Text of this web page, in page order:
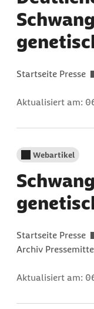
Gefunden in:
Startseite Presse
Aktualisiert am:
Webartikel
Gefunden in:
Startseite Presse
Archiv
Aktualisiert am: